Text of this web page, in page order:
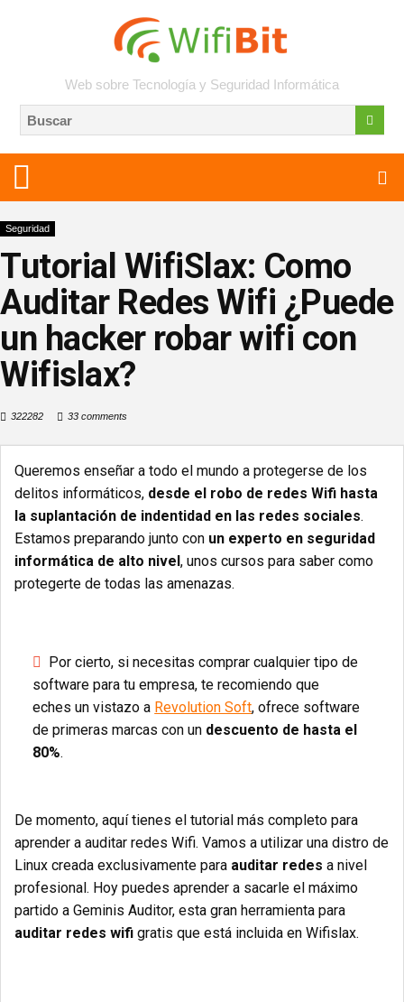
Web sobre Tecnología y Seguridad Informática
Seguridad
Tutorial WifiSlax: Como
Auditar Redes Wifi ¿Puede
un hacker robar wifi con
Wifislax?
322282 33 comments
Queremos enseñar a todo el mundo a protegerse de los
delitos informáticos, desde el robo de redes Wifi hasta
la suplantación de indentidad en las redes sociales.
Estamos preparando junto con un experto en seguridad
informática de alto nivel, unos cursos para saber como
protegerte de todas las amenazas.
Por cierto, si necesitas comprar cualquier tipo de
software para tu empresa, te recomiendo que
eches un vistazo a Revolution Soft, ofrece software
de primeras marcas con un descuento de hasta el
80%.
De momento, aquí tienes el tutorial más completo para
aprender a auditar redes Wifi. Vamos a utilizar una distro de
Linux creada exclusivamente para auditar redes a nivel
profesional. Hoy puedes aprender a sacarle el máximo
partido a Geminis Auditor, esta gran herramienta para
auditar redes wifi gratis que está incluida en Wifislax.